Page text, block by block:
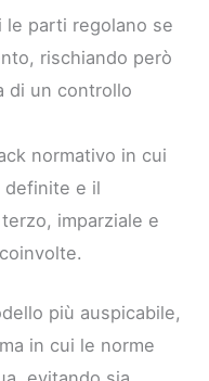
le parti regolano se
rischiando però
di un controllo
normativo in cui
definite e il
imparziale e
più auspicabile,
in cui le norme